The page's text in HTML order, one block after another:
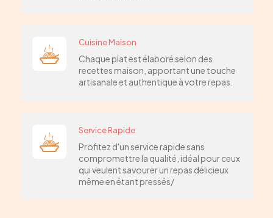
Cuisine Maison
Chaque plat est élaboré selon des
recettes maison, apportant une touche
artisanale et authentique à votre repas.
Service Rapide
Profitez d'un service rapide sans
compromettre la qualité, idéal pour ceux
qui veulent savourer un repas délicieux
même en étant pressés/